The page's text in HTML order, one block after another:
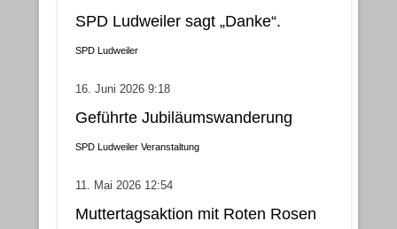
SPD Ludweiler sagt „Danke“.
SPD Ludweiler
16. Juni 2026 9:18
Geführte Jubiläumswanderung
SPD Ludweiler Veranstaltung
11. Mai 2026 12:54
Muttertagsaktion mit Roten Rosen